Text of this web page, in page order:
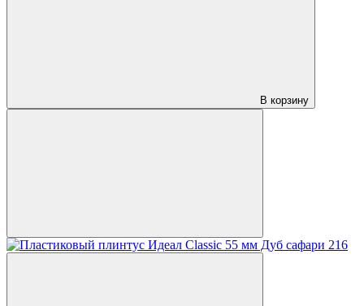
В корзину